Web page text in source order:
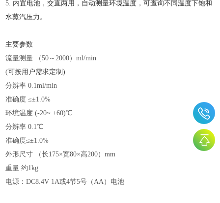
5. 内置电池，交直两用，自动测量环境温度，可查询不同温度下饱和
水蒸汽压力。
主要参数
流量测量
（50～2000）ml/min
(可按用户需求定制)
分辨率 0.1ml/min
准确度 ≤±1.0%
环境温度 (-20~ +60)℃
分辨率 0.1℃
准确度≤±1.0%
外形尺寸
（长175×宽80×高200）mm
重量 约1kg
电源：DC8.4V 1A或4节5号（AA）电池